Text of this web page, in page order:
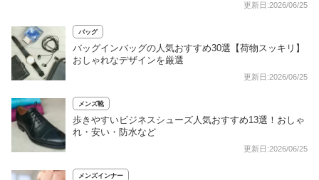
更新日:2026/06/25
バッグ
バッグインバッグの人気おすすめ30選【荷物スッキリ】
おしゃれなデザインを厳選
更新日:2026/06/25
メンズ靴
歩きやすいビジネスシューズ人気おすすめ13選！おしゃ
れ・安い・防水など
更新日:2026/06/25
メンズインナー